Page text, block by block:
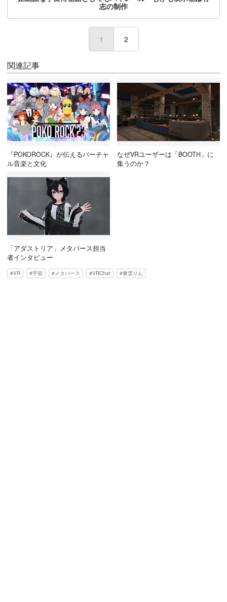
志の制作
1 (current)
2
関連記事
『POKOROCK』が伝えるバーチャ
ル音楽と文化
なぜVRユーザーは「BOOTH」に
集うのか？
「アダストリア」メタバース担当
者インタビュー
VR 宇宙 メタバース VRChat 東雲りん